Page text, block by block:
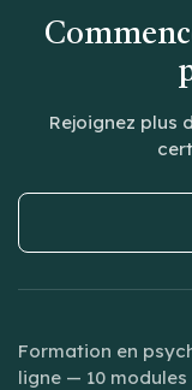
Rejoignez plus
Formation en
ligne — 10